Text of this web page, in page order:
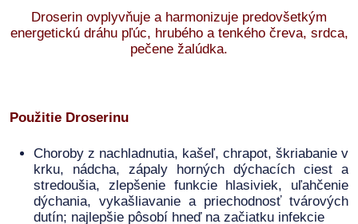
Droserin ovplyvňuje a harmonizuje predovšetkým
energetickú dráhu pľúc, hrubého a tenkého čreva, srdca,
pečene žalúdka.
Použitie Droserinu
Choroby z nachladnutia, kašeľ, chrapot, škriabanie v
krku, nádcha, zápaly horných dýchacích ciest a
stredoušia, zlepšenie funkcie hlasiviek, uľahčenie
dýchania, vykašliavanie a priechodnosť tvárových
dutín; najlepšie pôsobí hneď na začiatku infekcie